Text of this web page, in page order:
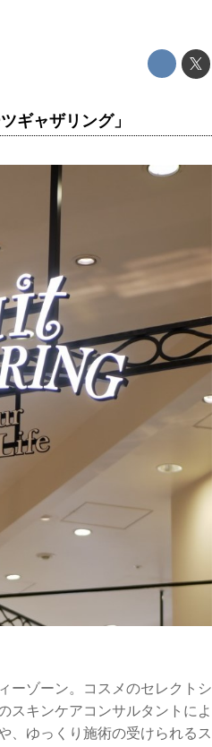
ギャザリング」
ーゾーン。コスメのセレクトシ
スキンケアコンサルタントによ
、ゆっくり施術の受けられるス